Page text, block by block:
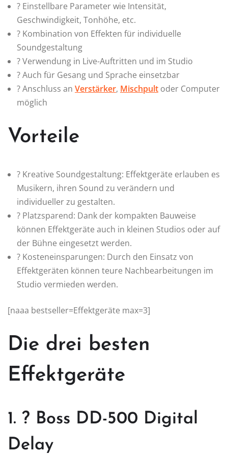
?️ Einstellbare Parameter wie Intensität,
Geschwindigkeit, Tonhöhe, etc.
? Kombination von Effekten für individuelle
Soundgestaltung
? Verwendung in Live-Auftritten und im Studio
? Auch für Gesang und Sprache einsetzbar
? Anschluss an Verstärker, Mischpult oder Computer
möglich
Vorteile
? Kreative Soundgestaltung: Effektgeräte erlauben es
Musikern, ihren Sound zu verändern und
individueller zu gestalten.
? Platzsparend: Dank der kompakten Bauweise
können Effektgeräte auch in kleinen Studios oder auf
der Bühne eingesetzt werden.
? Kosteneinsparungen: Durch den Einsatz von
Effektgeräten können teure Nachbearbeitungen im
Studio vermieden werden.
[naaa bestseller=Effektgeräte max=3]
Die drei besten
Effektgeräte
1. ? Boss DD-500 Digital
Delay